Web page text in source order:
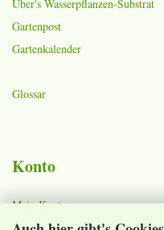
Über's Wasserpflanzen-Substrat
Gartenpost
Gartenkalender
Glossar
Konto
Mein Konto